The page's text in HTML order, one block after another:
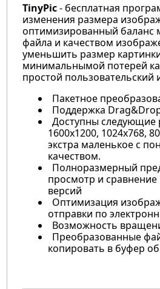
TinyPic- бесплатная
изменения размера
оптимизированный баланс
файла и качеством
уменьшить размер
минимальнымой потерей
простой пользовательский
Пакетное
Поддержка
Доступны следующие
1600х1200, 1024x768,
экстра маленькое с
качеством.
Полноразмерный
просмотр и
версий
Оптимизация
отправки по
Возможность
Преобразованные
копировать в буфер